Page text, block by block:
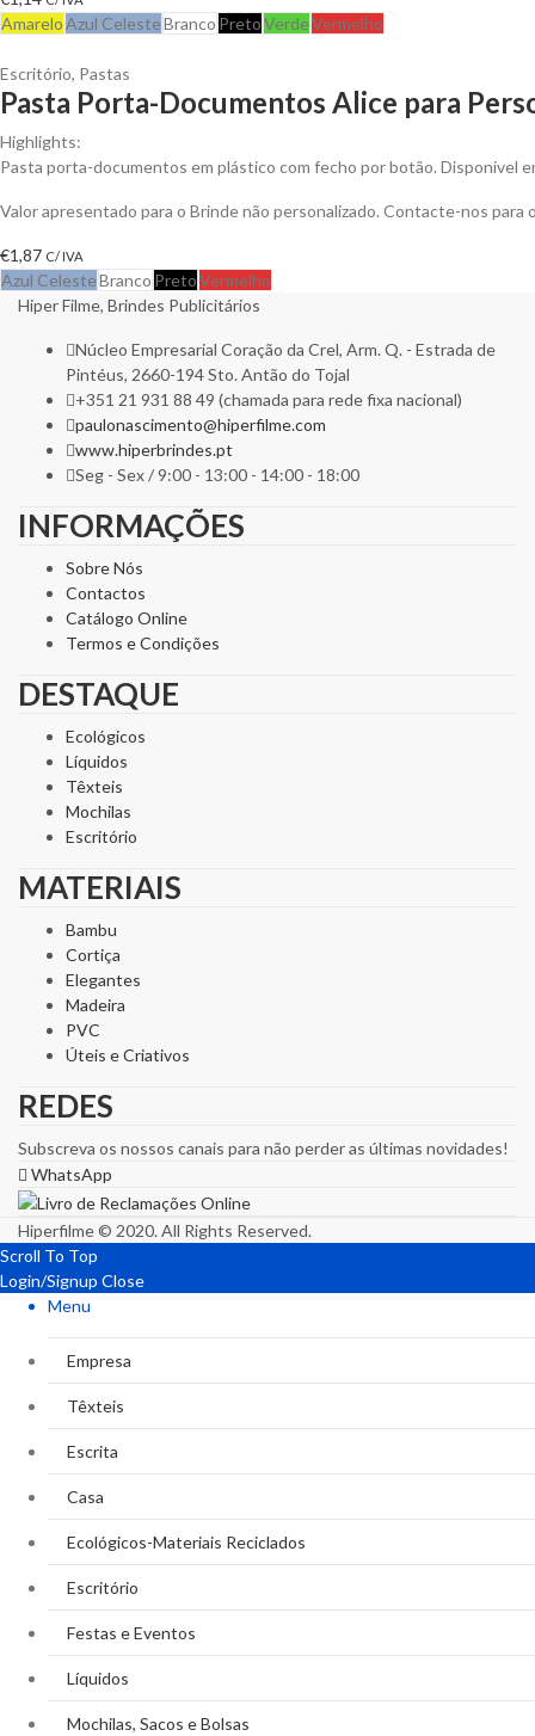
AmareloAzul CelesteBranco PretoVerdeVermelho
Escritório, Pastas
Pasta Porta-Documentos Alice para
Highlights:
Pasta porta-documentos em plástico com fecho por botão. Disponível
Valor apresentado para o Brinde não personalizado. Contacte-nos
€1,87 C/ IVA
Azul CelesteBranco PretoVermelho
Hiper Filme, Brindes Publicitários
Núcleo Empresarial Coração da Crel, Arm. Q. - Estrada de
Pintéus, 2660-194 Sto. Antão do Tojal
+351 21 931 88 49 (chamada para rede fixa nacional)
paulonascimento@hiperfilme.com
www.hiperbrindes.pt
Seg - Sex / 9:00 - 13:00 - 14:00 - 18:00
INFORMAÇÕES
Sobre Nós
Contactos
Catálogo Online
Termos e Condições
DESTAQUE
Ecológicos
Líquidos
Têxteis
Mochilas
Escritório
MATERIAIS
Bambu
Cortiça
Elegantes
Madeira
PVC
Úteis e Criativos
REDES
Subscreva os nossos canais para não perder as últimas novidades!
WhatsApp
Hiperfilme © 2020. All Rights Reserved.
Scroll To Top
Login/Signup Close
Menu
Empresa
Têxteis
Escrita
Casa
Ecológicos-Materiais Reciclados
Escritório
Festas e Eventos
Líquidos
Mochilas, Sacos e Bolsas